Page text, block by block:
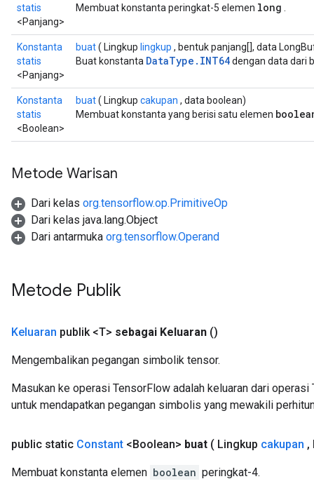
statis
<Panjang>
Membuat konstanta peringkat-5 elemen long
Konstanta
statis
<Panjang>
buat( Lingkup lingkup , bentuk panjang[], data
Buat konstanta DataType.INT64dengan data dari
Konstanta
statis
<Boolean>
buat( Lingkup cakupan , data boolean)
Membuat konstanta yang berisi satu elemen
Metode Warisan
Dari kelas org.tensorflow.op.PrimitiveOp
Dari kelas java.lang.Object
Dari antarmuka org.tensorflow.Operand
Metode Publik
Keluaran publik <T> sebagai Keluaran ()
Mengembalikan pegangan simbolik tensor.
Masukan ke operasi TensorFlow adalah keluaran dari
untuk mendapatkan pegangan simbolis yang mewakili
public static Constant <Boolean> buat ( Lingkup cakupan ,
Membuat konstanta elemen boolean peringkat-4.